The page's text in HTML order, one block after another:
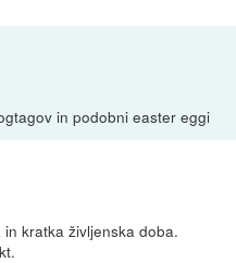
in podobni easter eggi
kratka življenska doba.